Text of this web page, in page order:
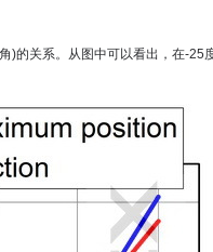
)的关系。从图中可以看出，在-25